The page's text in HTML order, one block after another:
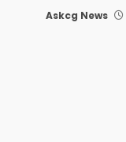
Askcg News